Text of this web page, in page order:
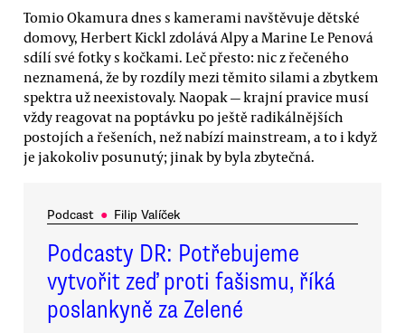
Tomio Okamura dnes s kamerami navštěvuje dětské
domovy, Herbert Kickl zdolává Alpy a Marine Le Penová
sdílí své fotky s kočkami. Leč přesto: nic z řečeného
neznamená, že by rozdíly mezi těmito silami a zbytkem
spektra už neexistovaly. Naopak — krajní pravice musí
vždy reagovat na poptávku po ještě radikálnějších
postojích a řešeních, než nabízí mainstream, a to i když
je jakokoliv posunutý; jinak by byla zbytečná.
Podcast ● Filip Valíček
Podcasty DR: Potřebujeme
vytvořit zeď proti fašismu, říká
poslankyně za Zelené